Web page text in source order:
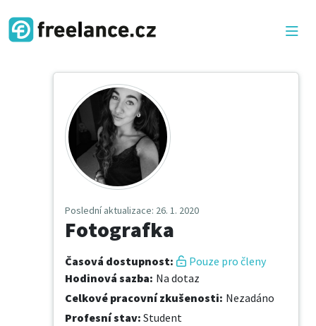
Poslední aktualizace: 26. 1. 2020
Fotografka
Časová dostupnost:
Pouze pro členy
Hodinová sazba: Na dotaz
Celkové pracovní zkušenosti: Nezadáno
Profesní stav: Student